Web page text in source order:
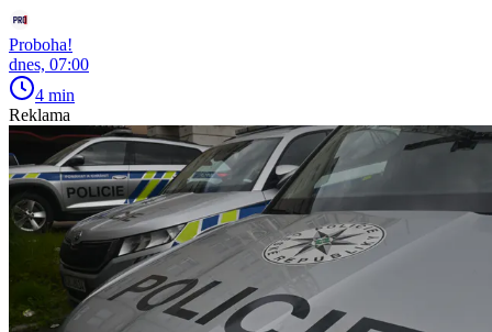
Proboha!
dnes, 07:00
4 min
Reklama